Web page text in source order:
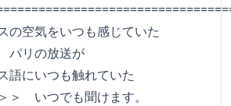
気をいつも感じていた
リの放送が
いつも触れていた
つでも聞けます。